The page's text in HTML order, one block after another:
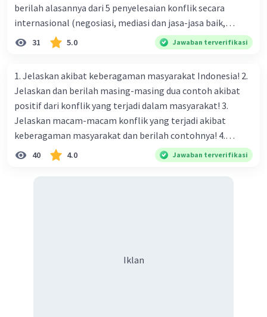
Beri Rating·0.0(0 ) Balas
berilah alasannya dari 5 penyelesaian konflik secara
internasional (negosiasi, mediasi dan jasa-jasa baik,
konsiliasi, penyelidikan, dan penyelesaian di bawah
naungan organisasi PBB), menurut kalian mana yang
31 5.0 Jawaban terverifikasi
1. Jelaskan akibat keberagaman masyarakat Indonesia! 2.
Jelaskan dan berilah masing-masing dua contoh akibat
positif dari konflik yang terjadi dalam masyarakat! 3.
Jelaskan macam-macam konflik yang terjadi akibat
keberagaman masyarakat dan berilah contohnya! 4.
Mengapa dalam masyarakat yang memiliki keberagaman
40 4.0 Jawaban terverifikasi
Iklan